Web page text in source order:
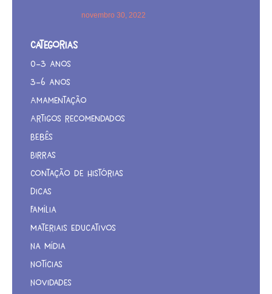
novembro 30, 2022
Categorias
0-3 anos
3-6 anos
Amamentação
Artigos recomendados
Bebês
Birras
Contação de Histórias
Dicas
Família
Materiais Educativos
Na Mídia
Notícias
Novidades